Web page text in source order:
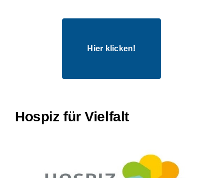
Hier klicken!
Hospiz für Vielfalt